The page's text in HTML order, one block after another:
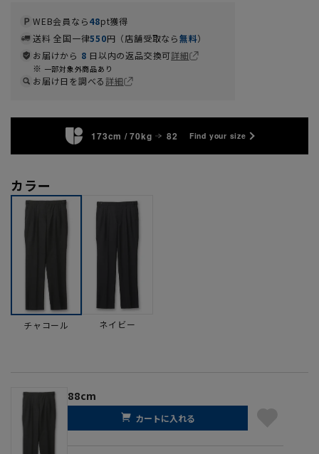
WEB会員なら48pt獲得
送料 全国一律550円（店舗受取なら無料）
お届けから 8 日以内の返品交換可詳細
一部対象外商品あり
お届け日を調べる詳細
173cm / 70kg 82 Find your size
カラー
チャコール ネイビー
88cm
カートに入れる